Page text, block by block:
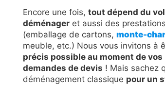
Encore une fois, tout dépend du
déménager et aussi des prestations
(emballage de cartons, monte-
meuble, etc.) Nous vous invitons à
précis possible au moment de vos
demandes de devis ! Mais sachez
déménagement classique pour un